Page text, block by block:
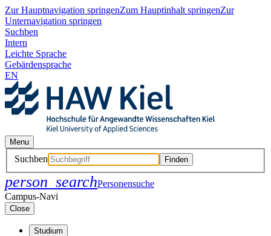
Zur Hauptnavigation springenZum Hauptinhalt springenZur
Unternavigation springen
Suchben
Intern
Leichte Sprache
Gebärdensprache
EN
Menu
Suchben Finden
person_searchPersonensuche
Campus-Navi
Close
Studium